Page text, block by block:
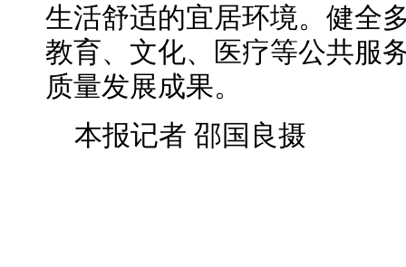
生活舒适的宜居环境。健全
教育、文化、医疗等公共服
质量发展成果。
本报记者 邵国良摄